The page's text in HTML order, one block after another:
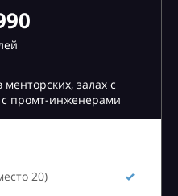
залах с
промт-инженерами
20)